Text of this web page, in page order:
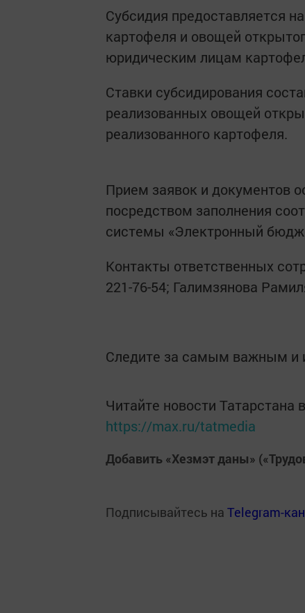
Субсидия предоставляется
картофеля и овощей
юридическим лицам
Ставки субсидирования
реализованных овощей
реализованного картофеля.
Прием заявок и документов
посредством заполнения
системы «Электронный
Контакты ответственных
221-76-54; Галимзянова
Следите за самым важным и
Читайте новости
https://max.ru/tatmedia
Добавить «Хезмэт даны»
Подписывайтесь на Telegram-